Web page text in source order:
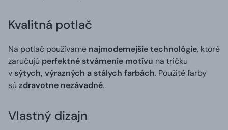
Kvalitná potlač
Na potlač používame najmodernejšie technológie, ktoré
zaručujú perfektné stvárnenie motívu na tričku
v sýtych, výrazných a stálych farbách. Použité farby
sú zdravotne nezávadné.
Vlastný dizajn